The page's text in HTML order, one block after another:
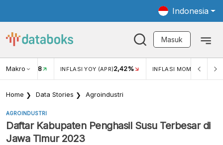
Indonesia
Masuk
Makro
USD/IDR 18 INFLASI YOY (APR)2,42% INFLASI MOM (APR)
Home Data Stories Agroindustri
AGROINDUSTRI
Daftar Kabupaten Penghasil Susu Terbesar di
Jawa Timur 2023